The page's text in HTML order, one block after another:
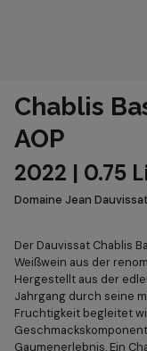
Chablis
AOP
2022 | 0.75
Domaine Jean
Der Dauvissat Chablis
Weißwein aus der
Hergestellt aus der
Jahrgang durch seine
Fruchtigkeit begleitet
Gaumenerlebnis. Ein